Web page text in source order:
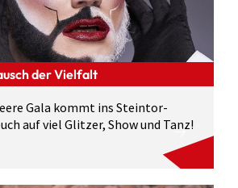
der Vielfalt
Gala kommt ins Steintor-
auf viel Glitzer, Show und Tanz!